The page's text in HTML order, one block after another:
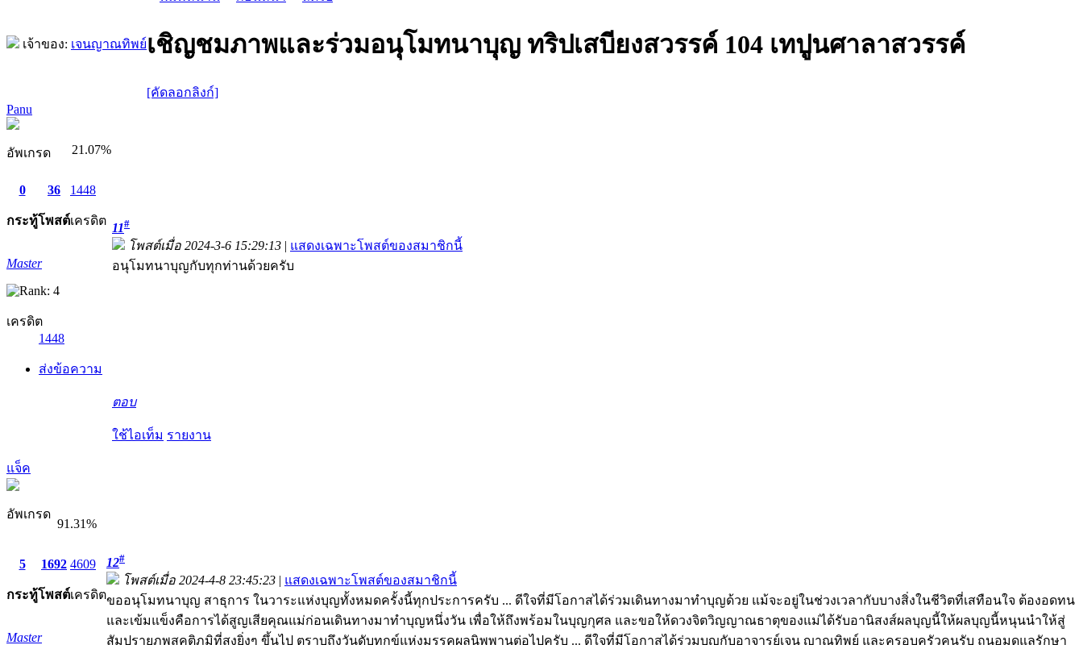
เจ้าของ: เจนญาณทิพย์เชิญชมภาพและร่วมอนุโมทนาบุญ ทริปเสบียงสวรรค์ 104 เทปูนศาลาสวรรค์
[คัดลอกลิงก์]
Panu
อัพเกรด 21.07%
0
กระทู้
36
โพสต์
1448
เครดิต
Master
เครดิต
1448
ส่งข้อความ
11#
โพสต์เมื่อ 2024-3-6 15:29:13 | แสดงเฉพาะโพสต์ของสมาชิกนี้
อนุโมทนาบุญกับทุกท่านด้วยครับ
ตอบ
ใช้ไอเท็ม รายงาน
แจ็ค
อัพเกรด
91.31%
5
กระทู้
1692
โพสต์
4609
เครดิต
Master
12#
โพสต์เมื่อ 2024-4-8 23:45:23 | แสดงเฉพาะโพสต์ของสมาชิกนี้
ขออนุโมทนาบุญ สาธุการ ในวาระแห่งบุญทั้งหมดครั้งนี้ทุกประการครับ ... ดีใจที่มีโอกาสได้ร่วมเดินทางมาทำบุญด้วย แม้จะอยู่ในช่วงเวลากับบางสิ่งในชีวิตที่เสทือนใจ ต้องอดทน
และเข้มแข็งคือการได้สูญเสียคุณแม่ก่อนเดินทางมาทำบุญหนึ่งวัน เพื่อให้ถึงพร้อมในบุญกุศล และขอให้ดวงจิตวิญญาณธาตุของแม่ได้รับอานิสงส์ผลบุญนี้ให้ผลบุญนี้หนุนนำให้สู่
สัมปรายภพสุคติภูมิที่สูงยิ่งๆ ขึ้นไป ตราบถึงวันดับทุกข์แห่งมรรคผลนิพพานต่อไปครับ ... ดีใจที่มีโอกาสได้ร่วมบุญกับอาจารย์เจน ญาณทิพย์ และครอบครัวคนรับ ถนอมดูแลรักษา